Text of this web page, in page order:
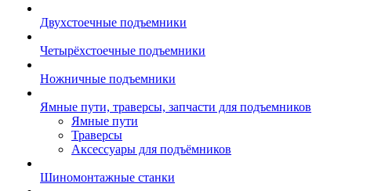
Двухстоечные подъемники
Четырёхстоечные подъемники
Ножничные подъемники
Ямные пути, траверсы, запчасти для подъемников
Ямные пути
Траверсы
Аксессуары для подъёмников
Шиномонтажные станки